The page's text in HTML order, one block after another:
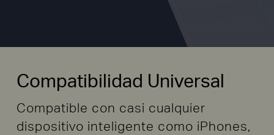
Compatibilidad Universal
Compatible con casi cualquier
dispositivo inteligente como iPhones,